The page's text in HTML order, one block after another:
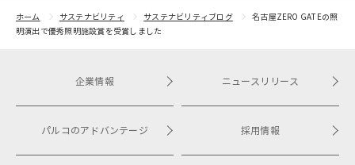
ホーム サステナビリティ サステナビリティブログ
名古屋ZERO GATEの照
明演出で優秀照明施設賞を受賞しました
企業情報
パルコのアドバンテージ
ニュースリリース
採用情報